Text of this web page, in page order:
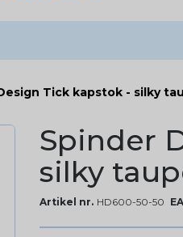
Tick kapstok - silky
Spinder
silky
Artikel nr. HD600-50-50